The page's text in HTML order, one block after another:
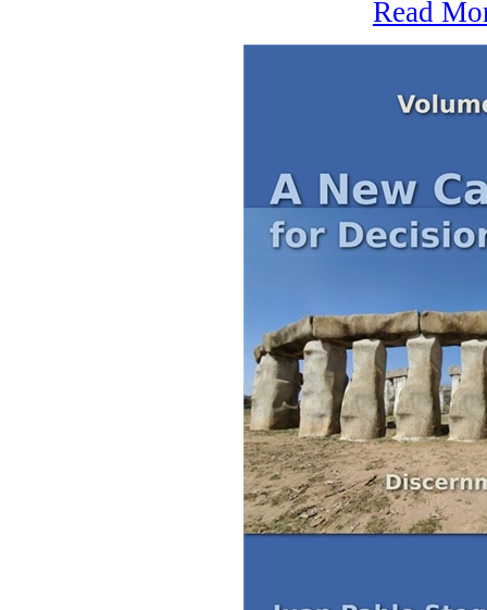
Read